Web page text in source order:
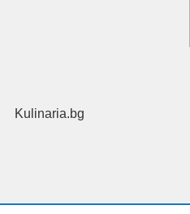
Kulinaria.bg